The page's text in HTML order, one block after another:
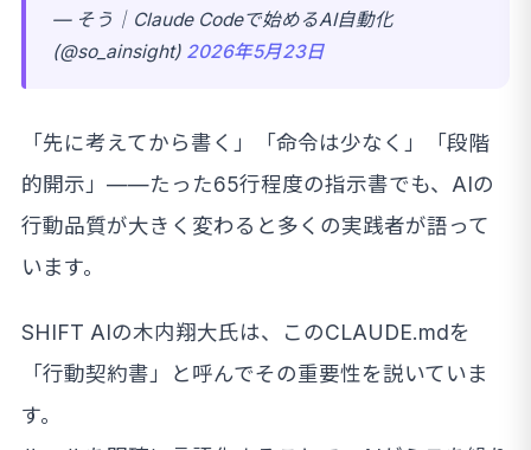
— そう｜Claude Codeで始めるAI自動化
(@so_ainsight) 2026年5月23日
「先に考えてから書く」「命令は少なく」「段階
的開示」——たった65行程度の指示書でも、AIの
行動品質が大きく変わると多くの実践者が語って
います。
SHIFT AIの木内翔大氏は、このCLAUDE.mdを
「行動契約書」と呼んでその重要性を説いていま
す。